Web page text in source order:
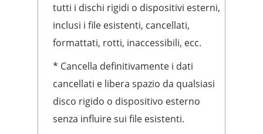
tutti i dischi rigidi o dispositivi esterni,
inclusi i file esistenti, cancellati,
formattati, rotti, inaccessibili, ecc.
* Cancella definitivamente i dati
cancellati e libera spazio da qualsiasi
disco rigido o dispositivo esterno
senza influire sui file esistenti.